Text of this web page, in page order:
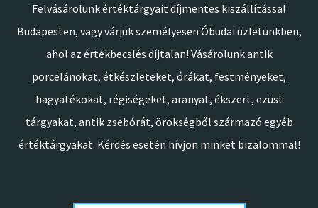
Felvásárolunk értéktárgyait díjmentes kiszállítással
Budapesten, vagy várjuk személyesen Óbudai üzletünkben,
ahol az értékbecslés díjtalan! Vásárolunk antik
porcelánokat, étkészleteket, órákat, festményeket,
hagyatékokat, régiségeket, aranyat, ékszert, ezüst
tárgyakat, antik zsebórát, örökségből származó egyéb
értéktárgyakat. Kérdés esetén hívjon minket bizalommal!